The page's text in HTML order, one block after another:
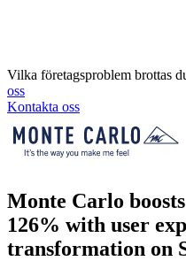
Vilka företagsproblem brottas
oss
Kontakta oss
Monte Carlo
126% with user
transformation on